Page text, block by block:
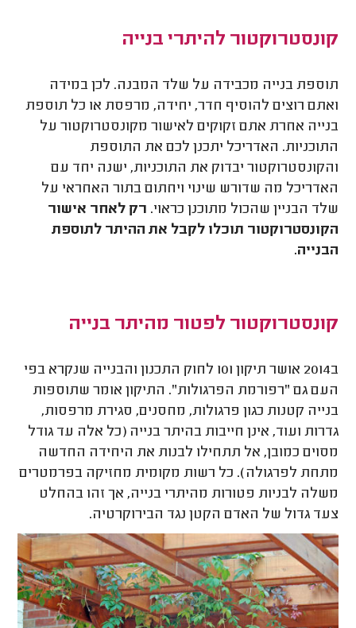
קונסטרוקטור להיתרי בנייה
תוספת בנייה מכבידה על שלד המבנה. לכן במידה
ואתם רוצים להוסיף חדר, יחידה, מרפסת או כל תוספת
בנייה אחרת אתם זקוקים לאישור מקונסטרוקטור על
התוכניות. האדריכל יתכנן לכם את התוספת
והקונסטרוקטור יבדוק את התוכניות, ישנה יחד עם
האדריכל מה שדורש שינוי ויחתום בתור האחראי על
שלד הבניין שהכול מתוכנן כראוי. רק לאחר אישור
הקונסטרוקטור תוכלו לקבל את ההיתר לתוספת
הבנייה.
קונסטרוקטור לפטור מהיתר בנייה
ב2014 אושר תיקון 101 לחוק התכנון והבנייה שנקרא בפי
העם גם "רפורמת הפרגולות". התיקון אומר שתוספות
בנייה קטנות כגון פרגולות, מחסנים, סגירת מרפסות,
גדרות ועוד, אינן חייבות בהיתר בנייה (כל אלה עד גודל
מסוים כמובן, אל תתחילו לבנות את היחידה החדשה
מתחת לפרגולה). כל רשות מקומית מחזיקה בפרמטרים
משלה לבניות פטורות מהיתרי בנייה, אך זהו בהחלט
צעד גדול של האדם הקטן נגד הבירוקרטיה.